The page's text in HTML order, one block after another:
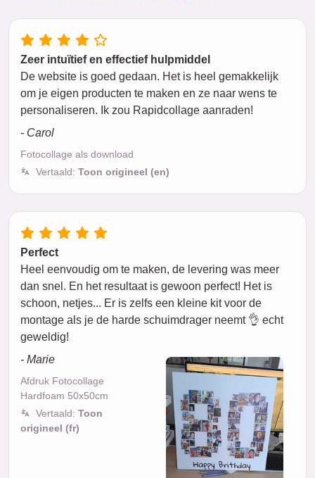
Zeer intuïtief en effectief hulpmiddel
De website is goed gedaan. Het is heel gemakkelijk
om je eigen producten te maken en ze naar wens te
personaliseren. Ik zou Rapidcollage aanraden!
- Carol
Fotocollage als download
Vertaald: Toon origineel (en)
Perfect
Heel eenvoudig om te maken, de levering was meer
dan snel. En het resultaat is gewoon perfect! Het is
schoon, netjes... Er is zelfs een kleine kit voor de
montage als je de harde schuimdrager neemt 👌 echt
geweldig!
- Marie
Afdruk Fotocollage
Hardfoam 50x50cm
Vertaald: Toon
origineel (fr)